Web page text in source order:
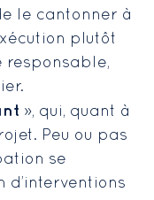
le cantonner à
plutôt
responsable,
», qui, quant à
Peu ou pas
se
d’interventions